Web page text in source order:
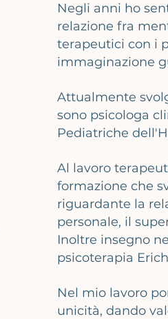
Negli anni ho
relazione fra
terapeutici con i
immaginazione
Attualmente
sono psicologa
Pediatriche
Al lavoro
formazione che
riguardante la
personale, il
Inoltre insegno
psicoterapia
Nel mio lavoro
unicità, dando